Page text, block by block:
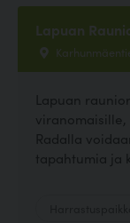
Lapuan
Lapuan
viranomaisille,
Radalla
tapahtumia ja